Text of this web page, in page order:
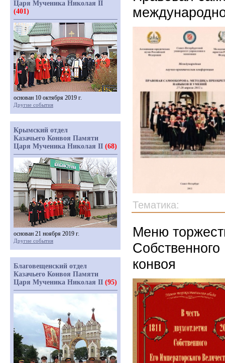
Тематика:
Меню
конвоя
Царя Мученика Николая II
(401)
основан 10 октября 2019 г.
Другие события
Крымский отдел
Казачьего Конвоя Памяти
Царя Мученика Николая II (68)
основан 21 ноября 2019 г.
Другие события
Благовещенский отдел
Казачьего Конвоя Памяти
Царя Мученика Николая II (95)